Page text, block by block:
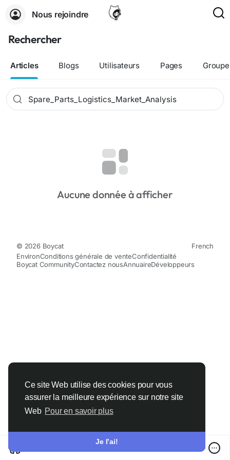
Ce site Web utilise des cookies pour vous
assurer la meilleure expérience sur notre site
Web Pour en savoir plus
Je l’ai!
Nous rejoindre
Rechercher
Articles Blogs Utilisateurs Pages
Aucune donnée à afficher
© 2026 Boycat
French
EnvironConditions générale de venteConfidentialité
Boycat CommunityContactez nousAnnuaireDéveloppeurs